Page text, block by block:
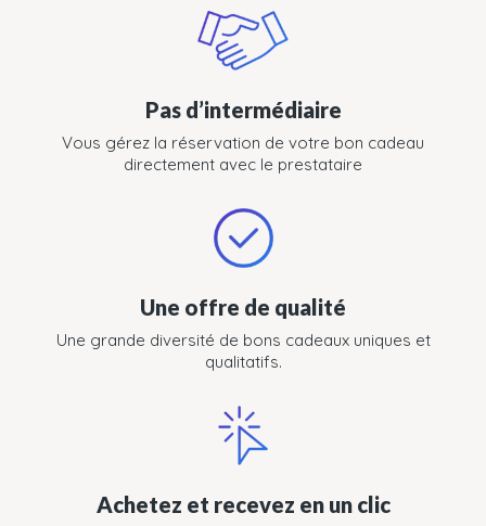
Pas d’intermédiaire
Vous gérez la réservation de votre bon cadeau
directement avec le prestataire
Une offre de qualité
Une grande diversité de bons cadeaux uniques et
qualitatifs.
Achetez et recevez en un clic